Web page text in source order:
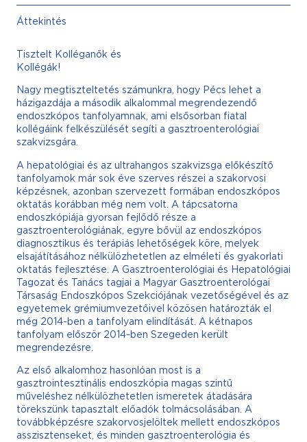
Áttekintés
Tisztelt Kolléganők és
Kollégák!
Nagy megtiszteltetés számunkra, hogy Pécs lehet a
házigazdája a második alkalommal megrendezendő
endoszkópos tanfolyamnak, ami elsősorban fiatal
kollégáink felkészülését segíti a gasztroenterológiai
szakvizsgára.
A hepatológiai és az ultrahangos szakvizsga előkészítő
tanfolyamok már sok éve szerves részei a szakorvosi
képzésnek, azonban szervezett formában endoszkópos
oktatás korábban még nem volt. A tápcsatorna
endoszkópiája gyorsan fejlődő része a
gasztroenterológiának, egyre bővül az endoszkópos
diagnosztikus és terápiás lehetőségek köre, melyek
elsajátításához nélkülözhetetlen az elméleti és gyakorlati
oktatás fejlesztése. A Gasztroenterológiai és Hepatológiai
Tagozat és Tanács tagjai a Magyar Gasztroenterológai
Társaság Endoszkópos Szekciójának vezetőségével és az
egyetemek grémiumvezetőivel közösen határozták el
még 2014-ben a tanfolyam elindítását. A kétnapos
tanfolyam először 2014-ben Szegeden került
megrendezésre.
Az első alkalomhoz hasonlóan most is a
gasztrointesztinális endoszkópia magas szintű
műveléshez nélkülözhetetlen ismeretek átadására
törekszünk tapasztalt előadók tolmácsolásában. A
továbbképzésre szakorvosjelöltek mellett endoszkópos
asszisztenseket, és minden gasztroenterológia és